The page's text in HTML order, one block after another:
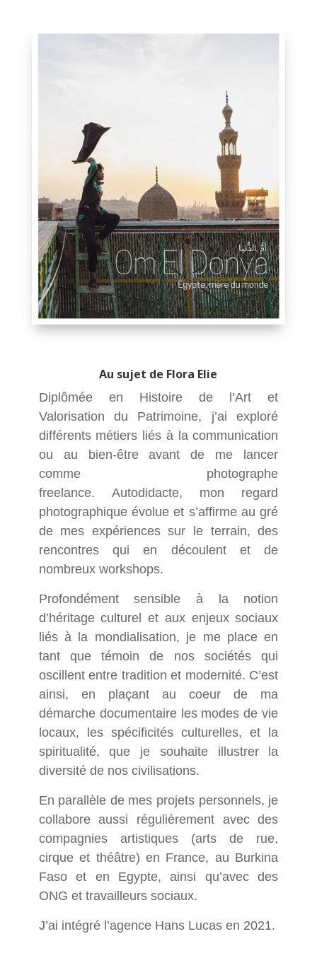
Au sujet de Flora Elie
Diplômée en Histoire de l’Art et
Valorisation du Patrimoine, j’ai exploré
différents métiers liés à la communication
ou au bien-être avant de me lancer
comme photographe
freelance. Autodidacte, mon regard
photographique évolue et s’affirme au gré
de mes expériences sur le terrain, des
rencontres qui en découlent et de
nombreux workshops.
Profondément sensible à la notion
d’héritage culturel et aux enjeux sociaux
liés à la mondialisation, je me place en
tant que témoin de nos sociétés qui
oscillent entre tradition et modernité. C’est
ainsi, en plaçant au coeur de ma
démarche documentaire les modes de vie
locaux, les spécificités culturelles, et la
spiritualité, que je souhaite illustrer la
diversité de nos civilisations.
En parallèle de mes projets personnels, je
collabore aussi régulièrement avec des
compagnies artistiques (arts de rue,
cirque et théâtre) en France, au Burkina
Faso et en Egypte, ainsi qu’avec des
ONG et travailleurs sociaux.
J’ai intégré l’agence Hans Lucas en 2021.